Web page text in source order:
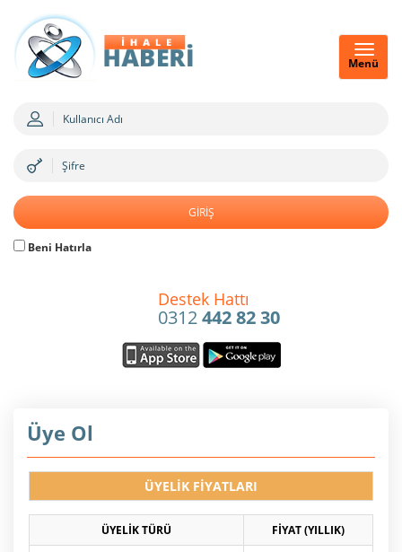
Menü
Beni Hatırla
Destek Hattı
0312442 82 30
Üye Ol
ÜYELİK FİYATLARI
ÜYELİK TÜRÜ
FİYAT (YILLIK)